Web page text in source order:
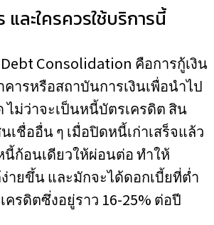
และใครควรใช้บริการนี้
Consolidation คือการกู้เงิน
ารหรือสถาบันการเงินเพื่อนำไป
ไม่ว่าจะเป็นหนี้บัตรเครดิต สิน
เชื่ออื่น ๆ เมื่อปิดหนี้เก่าเสร็จแล้ว
นี้ก้อนเดียวให้ผ่อนต่อ ทำให้
ายขึ้น และมักจะได้ดอกเบี้ยที่ต่ำ
ครดิตซึ่งอยู่ราว 16-25% ต่อปี